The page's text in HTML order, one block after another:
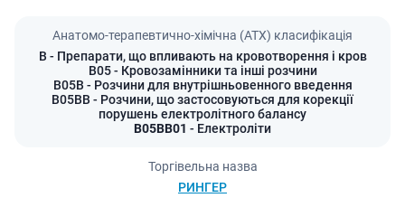
Анатомо-терапевтично-хімічна (АТХ) класифікація
B - Препарати, що впливають на кровотворення і кров
B05- Кровозамінники та інші розчини
B05B - Розчини для внутрішньовенного введення
B05BB - Розчини, що застосовуються для корекції
порушень електролітного балансу
B05BB01 - Електроліти
Торгівельна назва
РИНГЕР